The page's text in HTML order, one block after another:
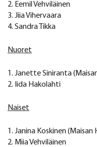
2. Eemil Vehviläinen
3. Jiia Vihervaara
4. Sandra Tikka
Nuoret
1. Janette Siniranta
2. Iida Hakolahti
Naiset
1. Janina Koskinen
2. Miia Vehviläinen